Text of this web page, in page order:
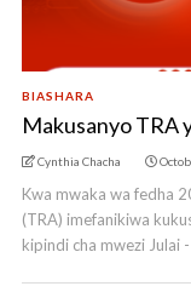
BIASHARA
Makusanyo TRA
Cynthia Chacha
Kwa mwaka wa fedha
(TRA) imefanikiwa
kipindi cha mwezi Julai -